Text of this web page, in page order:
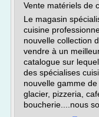
Vente matériels de
Le magasin
cuisine
nouvelle collection
vendre à un
catalogue sur
des spécialises
nouvelle gamme
glacier, pizzeria,
boucherie....nous